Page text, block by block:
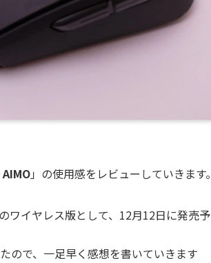
」の使用感をレビューしていきます。
ワイヤレス版として、12月12日に発売予
ので、一足早く感想を書いていきます